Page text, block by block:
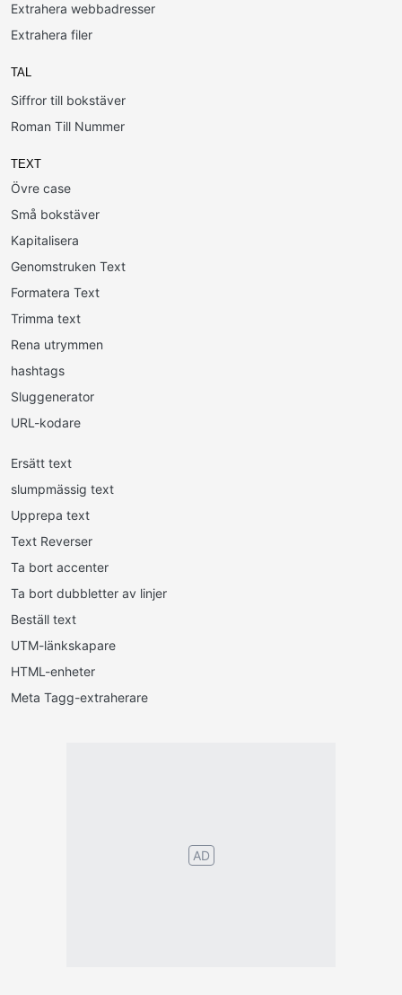
Extrahera webbadresser
Extrahera filer
TAL
Siffror till bokstäver
Roman Till Nummer
TEXT
Övre case
Små bokstäver
Kapitalisera
Genomstruken Text
Formatera Text
Trimma text
Rena utrymmen
hashtags
Sluggenerator
URL-kodare
Ersätt text
slumpmässig text
Upprepa text
Text Reverser
Ta bort accenter
Ta bort dubbletter av linjer
Beställ text
UTM-länkskapare
HTML-enheter
Meta Tagg-extraherare